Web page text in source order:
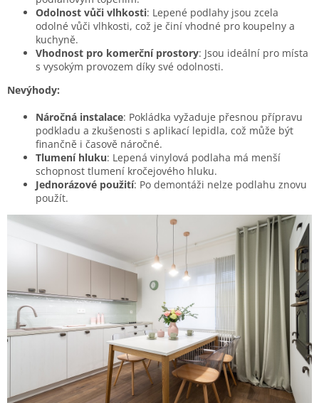
Odolnost vůči vlhkosti: Lepené podlahy jsou zcela
odolné vůči vlhkosti, což je činí vhodné pro koupelny a
kuchyně.
Vhodnost pro komerční prostory: Jsou ideální pro místa
s vysokým provozem díky své odolnosti.
Nevýhody:
Náročná instalace: Pokládka vyžaduje přesnou přípravu
podkladu a zkušenosti s aplikací lepidla, což může být
finančně i časově náročné.
Tlumení hluku: Lepená vinylová podlaha má menší
schopnost tlumení kročejového hluku.
Jednorázové použití: Po demontáži nelze podlahu znovu
použít.